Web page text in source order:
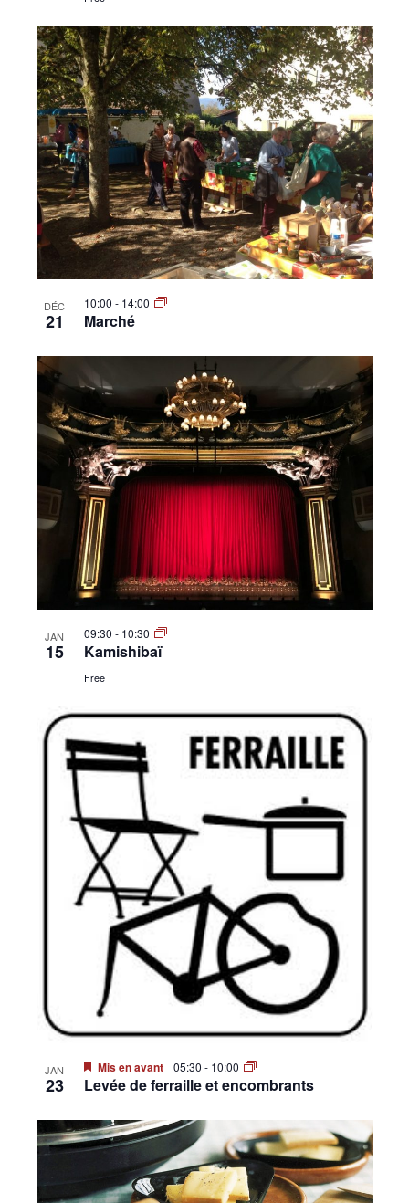
DÉC
21
10:00 - 14:00
Marché
JAN
15
09:30 - 10:30
Kamishibaï
Free
JAN
23
Mis en avant 05:30 - 10:00
Levée de ferraille et encombrants